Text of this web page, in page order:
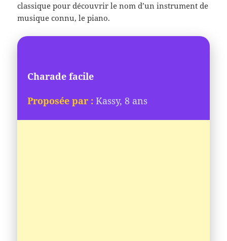
classique pour découvrir le nom d’un instrument de
musique connu, le piano.
Charade facile
Proposée par : Kassy, 8 ans